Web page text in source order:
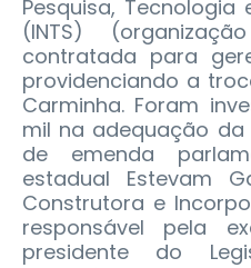
Pesquisa,
(INTS)
contratada para
providenciando a
Carminha. Foram
mil na adequação da
de emenda
estadual Estevam
Construtora e
responsável pela
presidente do